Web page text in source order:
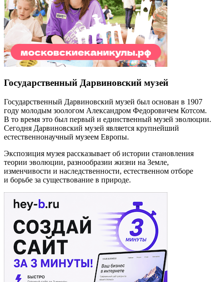
Государственный Дарвиновский музей
Государственный Дарвиновский музей был основан в 1907
году молодым зоологом Александром Федоровичем Котсом.
В то время это был первый и единственный музей эволюции.
Сегодня Дарвиновский музей является крупнейший
естественнонаучный музеем Европы.
Экспозиция музея рассказывает об истории становления
теории эволюции, разнообразии жизни на Земле,
изменчивости и наследственности, естественном отборе
и борьбе за существование в природе.